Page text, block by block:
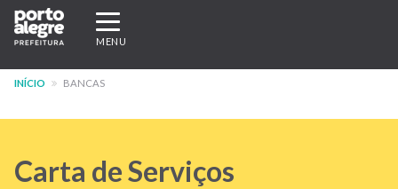
Pular
para
conteúdo
Expandir/recolher
navegação
MENU
INÍCIO BANCAS
Carta de Serviços